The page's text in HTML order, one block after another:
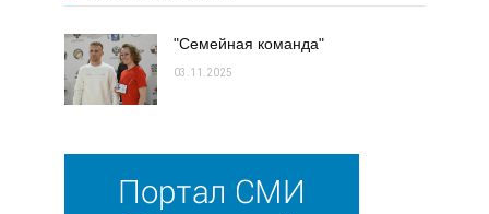
"Семейная команда"
03.11.2025